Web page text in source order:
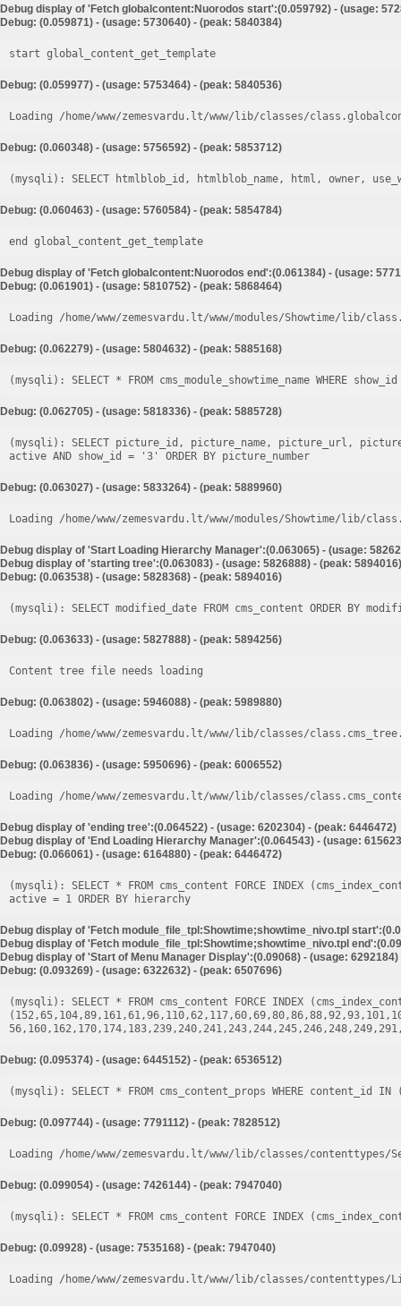
Debug display of 'Fetch globalcontent:Nuorodos start':(0.059792) - (usage:
Debug: (0.059871) - (usage: 5730640) - (peak: 5840384)
start global_content_get_template
Debug: (0.059977) - (usage: 5753464) - (peak: 5840536)
Loading /home/www/zemesvardu.lt/www/lib/classes/
Debug: (0.060348) - (usage: 5756592) - (peak: 5853712)
Debug: (0.060463) - (usage: 5760584) - (peak: 5854784)
end global_content_get_template
Debug display of 'Fetch globalcontent:Nuorodos end':(0.061384) - (usage:
Debug: (0.061901) - (usage: 5810752) - (peak: 5868464)
Loading /home/www/zemesvardu.lt/www/modules/Showtime/lib/
Debug: (0.062279) - (usage: 5804632) - (peak: 5885168)
Debug: (0.062705) - (usage: 5818336) - (peak: 5885728)
(mysqli): SELECT picture_id, picture_name, picture_url,
Debug: (0.063027) - (usage: 5833264) - (peak: 5889960)
Loading /home/www/zemesvardu.lt/www/modules/Showtime/lib/
Debug display of 'Start Loading Hierarchy Manager':(0.063065) - (usage:
Debug display of 'starting tree':(0.063083) - (usage: 5826888) - (peak: 5894016)
Debug: (0.063538) - (usage: 5828368) - (peak: 5894016)
Debug: (0.063633) - (usage: 5827888) - (peak: 5894256)
Content tree file needs loading
Debug: (0.063802) - (usage: 5946088) - (peak: 5989880)
Loading /home/www/zemesvardu.lt/www/lib/classes/
Debug: (0.063836) - (usage: 5950696) - (peak: 6006552)
Loading /home/www/zemesvardu.lt/www/lib/classes/
Debug display of 'ending tree':(0.064522) - (usage: 6202304) - (peak: 6446472)
Debug display of 'End Loading Hierarchy Manager':(0.064543) - (usage:
Debug: (0.066061) - (usage: 6164880) - (peak: 6446472)
(mysqli): SELECT * FROM cms_content FORCE INDEX
Debug display of 'Fetch module_file_tpl:Showtime;showtime_nivo.tpl
Debug display of 'Fetch module_file_tpl:Showtime;showtime_nivo.tpl
Debug display of 'Start of Menu Manager Display':(0.09068) - (usage:
Debug: (0.093269) - (usage: 6322632) - (peak: 6507696)
(mysqli): SELECT * FROM cms_content FORCE INDEX
Debug: (0.095374) - (usage: 6445152) - (peak: 6536512)
Debug: (0.097744) - (usage: 7791112) - (peak: 7828512)
Loading /home/www/zemesvardu.lt/www/lib/classes/
Debug: (0.099054) - (usage: 7426144) - (peak: 7947040)
Debug: (0.09928) - (usage: 7535168) - (peak: 7947040)
Loading /home/www/zemesvardu.lt/www/lib/classes/